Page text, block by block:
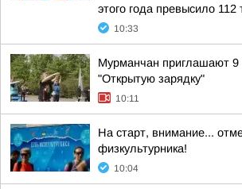
этого года превысило 112
10:33
Мурманчан приглашают 9
"Открытую зарядку"
10:11
На старт, внимание...
физкультурника!
10:04